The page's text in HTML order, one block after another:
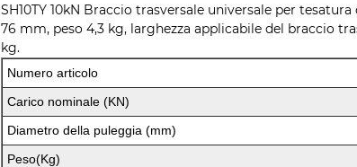
SH10TY 10kN Braccio trasversale universale per
76 mm, peso 4,3 kg, larghezza applicabile del braccio
kg.
Numero articolo
Carico nominale (KN)
Diametro della puleggia (mm)
Peso(Kg)